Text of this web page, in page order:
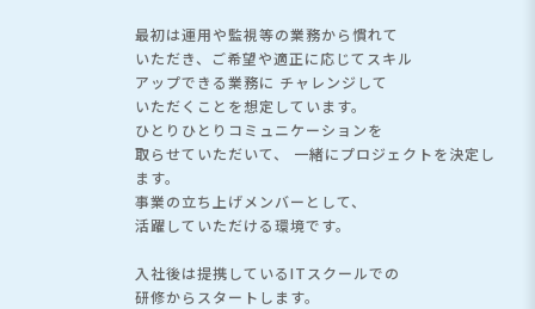
最初は運用や監視等の業務から慣れて
いただき、ご希望や適正に応じてスキル
アップできる業務に チャレンジして
いただくことを想定しています。
ひとりひとりコミュニケーションを
取らせていただいて、
一緒にプロジェクトを決定し
ます。
事業の立ち上げメンバーとして、
活躍していただける環境です。
入社後は提携しているITスクールでの
研修からスタートします。